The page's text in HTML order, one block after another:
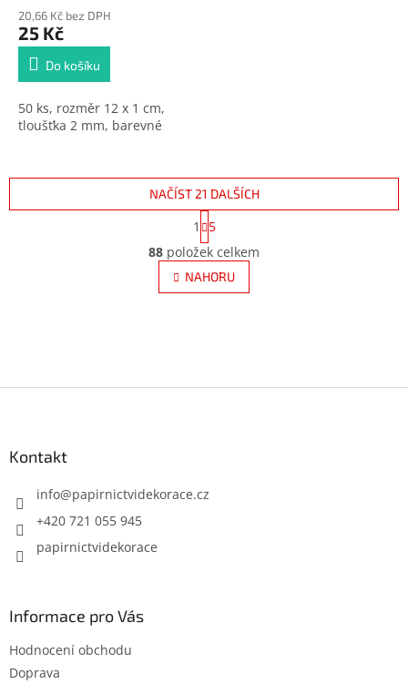
20,66 Kč bez DPH
25 Kč
Do košíku
50 ks, rozměr 12 x 1 cm,
tloušťka 2 mm, barevné
O
v
l
á
p
NAČÍST 21 DALŠÍCH
S
t
r
á
n
k
1
5
88 položek celkem
NAHORU
Kontakt
info@papirnictvidekorace.cz
+420 721 055 945
papirnictvidekorace
Informace pro Vás
Hodnocení obchodu
Doprava